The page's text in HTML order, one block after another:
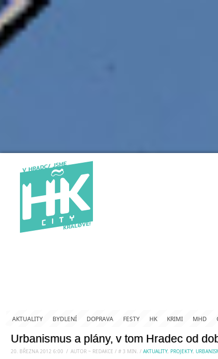
AKTUALITY BYDLENÍ DOPRAVA FESTY HK KRIMI MHD
Urbanismus a plány, v tom Hradec od
20. BŘEZNA 2012 6:00 / AUTOR ~ REDAKCE / # 3 MIN. / AKTUALITY, PROJEKTY,